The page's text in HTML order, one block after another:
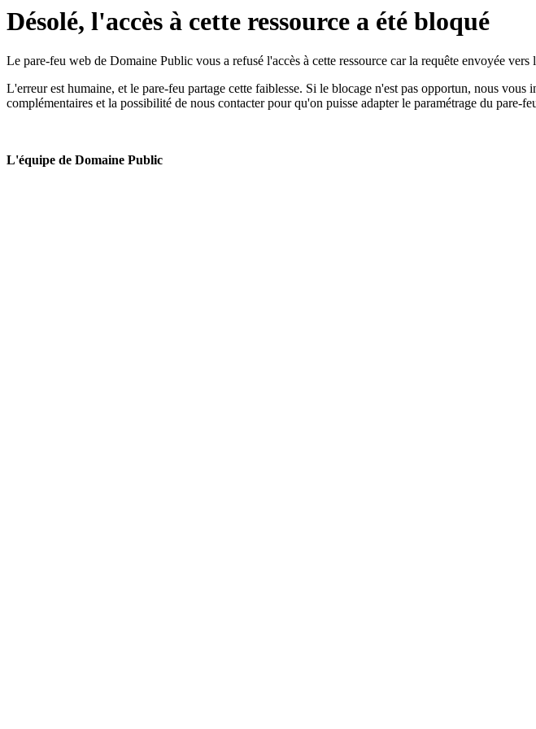
Désolé, l'accès à cette ressource a été bloqué
Le pare-feu web de Domaine Public vous a refusé l'accès à cette ressource car la requête envoyée vers
L'erreur est humaine, et le pare-feu partage cette faiblesse. Si le blocage n'est pas opportun, nous vous
complémentaires et la possibilité de nous contacter pour qu'on puisse adapter le paramétrage du pare-
L'équipe de Domaine Public